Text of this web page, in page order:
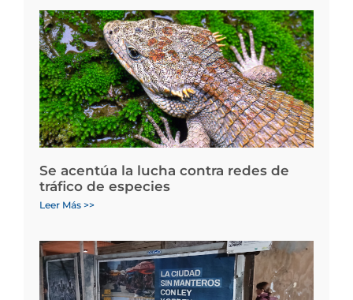
Se acentúa la lucha contra redes de
tráfico de especies
Leer Más >>